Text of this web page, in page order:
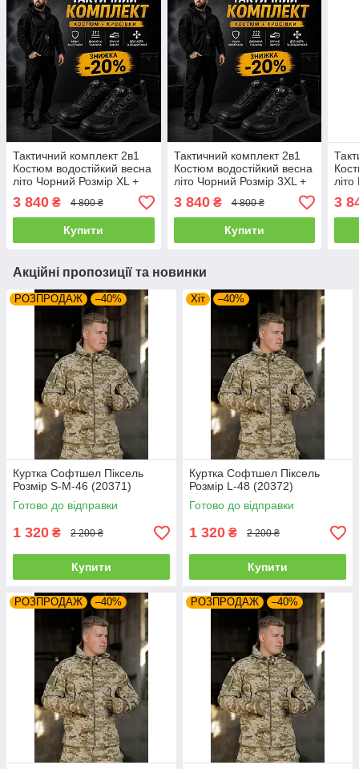
Тактичний комплект 2в1
Костюм водостійкий весна
літо Чорний Розмір XL +
Кросівки на автошнурівці
3 840 ₴ 4 800 ₴
Купити
Тактичний комплект 2в1
Костюм водостійкий весна
літо Чорний Розмір 3XL +
Кросівки на автошнурівці
3 840₴ 4 800 ₴
Купити
3
Акційні пропозиції та новинки
РОЗПРОДАЖ –40%
Куртка Софтшел Піксель
Розмір S-M-46 (20371)
Готово до відправки
1 320 ₴ 2 200 ₴
Купити
Хіт –40%
Куртка Софтшел Піксель
Розмір L-48 (20372)
Готово до відправки
1 320 ₴ 2 200 ₴
Купити
РОЗПРОДАЖ –40% РОЗПРОДАЖ –40%